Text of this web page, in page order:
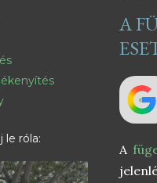
le róla:
A
A